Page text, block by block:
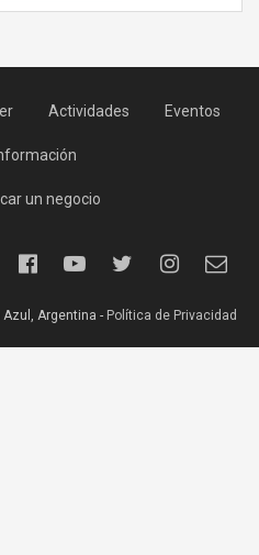
Actividades Eventos
un negocio
Argentina - Política de Privacidad